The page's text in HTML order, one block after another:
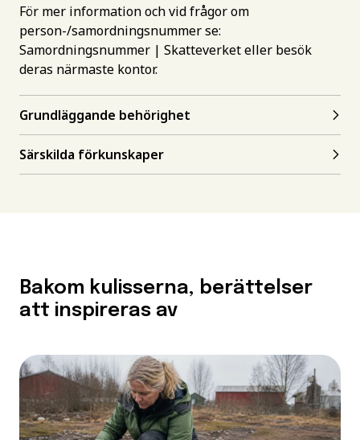
För mer information och vid frågor om
person-/samordningsnummer se:
Samordningsnummer | Skatteverketeller besök
deras närmaste kontor.
Grundläggande behörighet
Särskilda förkunskaper
Bakom kulisserna, berättelser
att inspireras av